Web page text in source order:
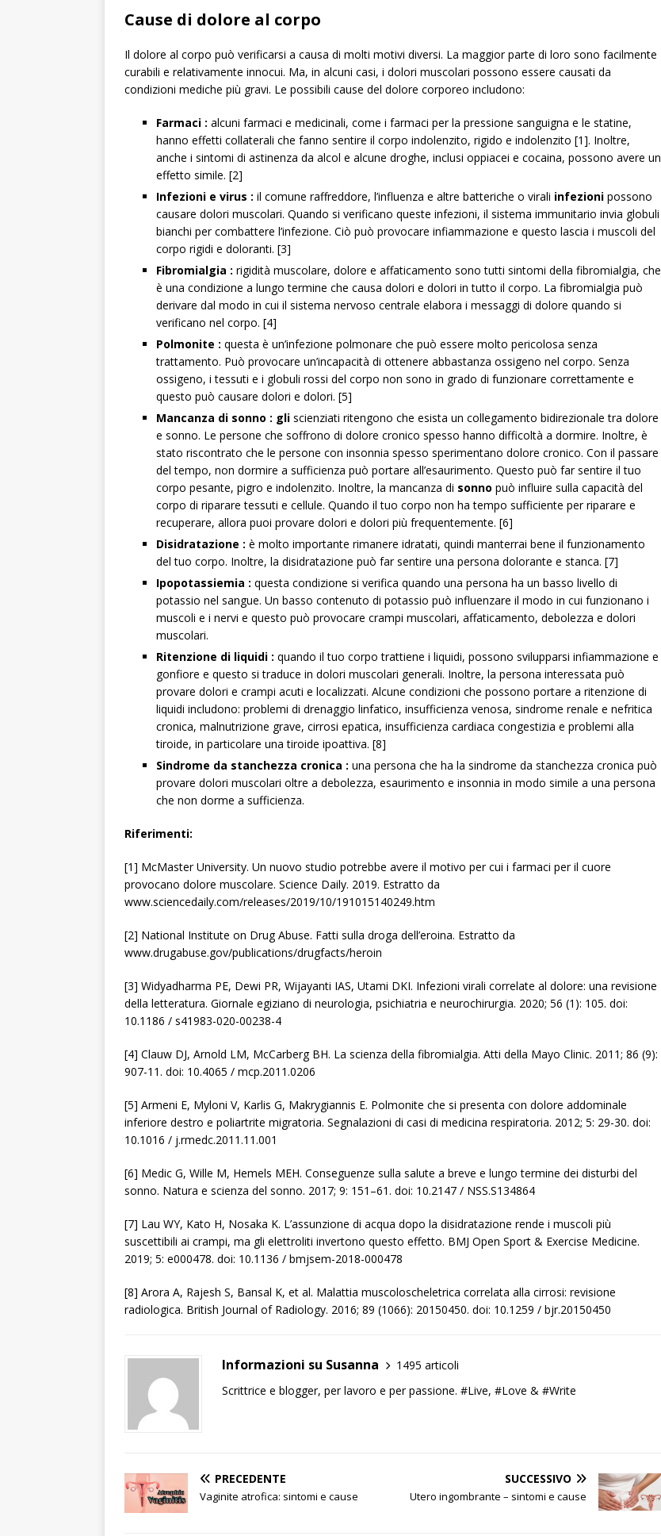
Cause di dolore al corpo
Il dolore al corpo può verificarsi a causa di molti motivi diversi. La maggior parte di loro sono facilmente
curabili e relativamente innocui. Ma, in alcuni casi, i dolori muscolari possono essere causati da
condizioni mediche più gravi. Le possibili cause del dolore corporeo includono:
Farmaci : alcuni farmaci e medicinali, come i farmaci per la pressione sanguigna e le statine,
hanno effetti collaterali che fanno sentire il corpo indolenzito, rigido e indolenzito [1]. Inoltre,
anche i sintomi di astinenza da alcol e alcune droghe, inclusi oppiacei e cocaina, possono avere un
effetto simile. [2]
Infezioni e virus : il comune raffreddore, l’influenza e altre batteriche o virali infezioni possono
causare dolori muscolari. Quando si verificano queste infezioni, il sistema immunitario invia globuli
bianchi per combattere l’infezione. Ciò può provocare infiammazione e questo lascia i muscoli del
corpo rigidi e doloranti. [3]
Fibromialgia : rigidità muscolare, dolore e affaticamento sono tutti sintomi della fibromialgia, che
è una condizione a lungo termine che causa dolori e dolori in tutto il corpo. La fibromialgia può
derivare dal modo in cui il sistema nervoso centrale elabora i messaggi di dolore quando si
verificano nel corpo. [4]
Polmonite : questa è un’infezione polmonare che può essere molto pericolosa senza
trattamento. Può provocare un’incapacità di ottenere abbastanza ossigeno nel corpo. Senza
ossigeno, i tessuti e i globuli rossi del corpo non sono in grado di funzionare correttamente e
questo può causare dolori e dolori. [5]
Mancanza di sonno : gli scienziati ritengono che esista un collegamento bidirezionale tra dolore
e sonno. Le persone che soffrono di dolore cronico spesso hanno difficoltà a dormire. Inoltre, è
stato riscontrato che le persone con insonnia spesso sperimentano dolore cronico. Con il passare
del tempo, non dormire a sufficienza può portare all’esaurimento. Questo può far sentire il tuo
corpo pesante, pigro e indolenzito. Inoltre, la mancanza di sonno può influire sulla capacità del
corpo di riparare tessuti e cellule. Quando il tuo corpo non ha tempo sufficiente per riparare e
recuperare, allora puoi provare dolori e dolori più frequentemente. [6]
Disidratazione : è molto importante rimanere idratati, quindi manterrai bene il funzionamento
del tuo corpo. Inoltre, la disidratazione può far sentire una persona dolorante e stanca. [7]
Ipopotassiemia : questa condizione si verifica quando una persona ha un basso livello di
potassio nel sangue. Un basso contenuto di potassio può influenzare il modo in cui funzionano i
muscoli e i nervi e questo può provocare crampi muscolari, affaticamento, debolezza e dolori
muscolari.
Ritenzione di liquidi : quando il tuo corpo trattiene i liquidi, possono svilupparsi infiammazione e
gonfiore e questo si traduce in dolori muscolari generali. Inoltre, la persona interessata può
provare dolori e crampi acuti e localizzati. Alcune condizioni che possono portare a ritenzione di
liquidi includono: problemi di drenaggio linfatico, insufficienza venosa, sindrome renale e nefritica
cronica, malnutrizione grave, cirrosi epatica, insufficienza cardiaca congestizia e problemi alla
tiroide, in particolare una tiroide ipoattiva. [8]
Sindrome da stanchezza cronica : una persona che ha la sindrome da stanchezza cronica può
provare dolori muscolari oltre a debolezza, esaurimento e insonnia in modo simile a una persona
che non dorme a sufficienza.
Riferimenti:
[1] McMaster University. Un nuovo studio potrebbe avere il motivo per cui i farmaci per il cuore
provocano dolore muscolare. Science Daily. 2019. Estratto da
www.sciencedaily.com/releases/2019/10/191015140249.htm
[2] National Institute on Drug Abuse. Fatti sulla droga dell’eroina. Estratto da
www.drugabuse.gov/publications/drugfacts/heroin
[3] Widyadharma PE, Dewi PR, Wijayanti IAS, Utami DKI. Infezioni virali correlate al dolore: una revisione
della letteratura. Giornale egiziano di neurologia, psichiatria e neurochirurgia. 2020; 56 (1): 105. doi:
10.1186 / s41983-020-00238-4
[4] Clauw DJ, Arnold LM, McCarberg BH. La scienza della fibromialgia. Atti della Mayo Clinic. 2011; 86 (9):
907-11. doi: 10.4065 / mcp.2011.0206
[5] Armeni E, Myloni V, Karlis G, Makrygiannis E. Polmonite che si presenta con dolore addominale
inferiore destro e poliartrite migratoria. Segnalazioni di casi di medicina respiratoria. 2012; 5: 29-30. doi:
10.1016 / j.rmedc.2011.11.001
[6] Medic G, Wille M, Hemels MEH. Conseguenze sulla salute a breve e lungo termine dei disturbi del
sonno. Natura e scienza del sonno. 2017; 9: 151–61. doi: 10.2147 / NSS.S134864
[7] Lau WY, Kato H, Nosaka K. L’assunzione di acqua dopo la disidratazione rende i muscoli più
suscettibili ai crampi, ma gli elettroliti invertono questo effetto. BMJ Open Sport & Exercise Medicine.
2019; 5: e000478. doi: 10.1136 / bmjsem-2018-000478
[8] Arora A, Rajesh S, Bansal K, et al. Malattia muscoloscheletrica correlata alla cirrosi: revisione
radiologica. British Journal of Radiology. 2016; 89 (1066): 20150450. doi: 10.1259 / bjr.20150450
Informazioni su Susanna
1495 articoli
Scrittrice e blogger, per lavoro e per passione. #Live, #Love & #Write
PRECEDENTE
Vaginite atrofica: sintomi e cause
SUCCESSIVO
Utero ingombrante – sintomi e cause